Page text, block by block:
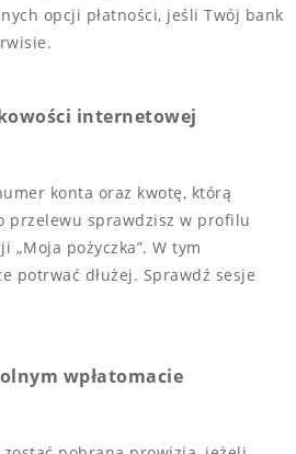
opcji płatności, jeśli Twój bank
internetowej
konta oraz kwotę, którą
przelewu sprawdzisz w profilu
„Moja pożyczka”. W tym
potrwać dłużej. Sprawdź sesje
wpłatomacie